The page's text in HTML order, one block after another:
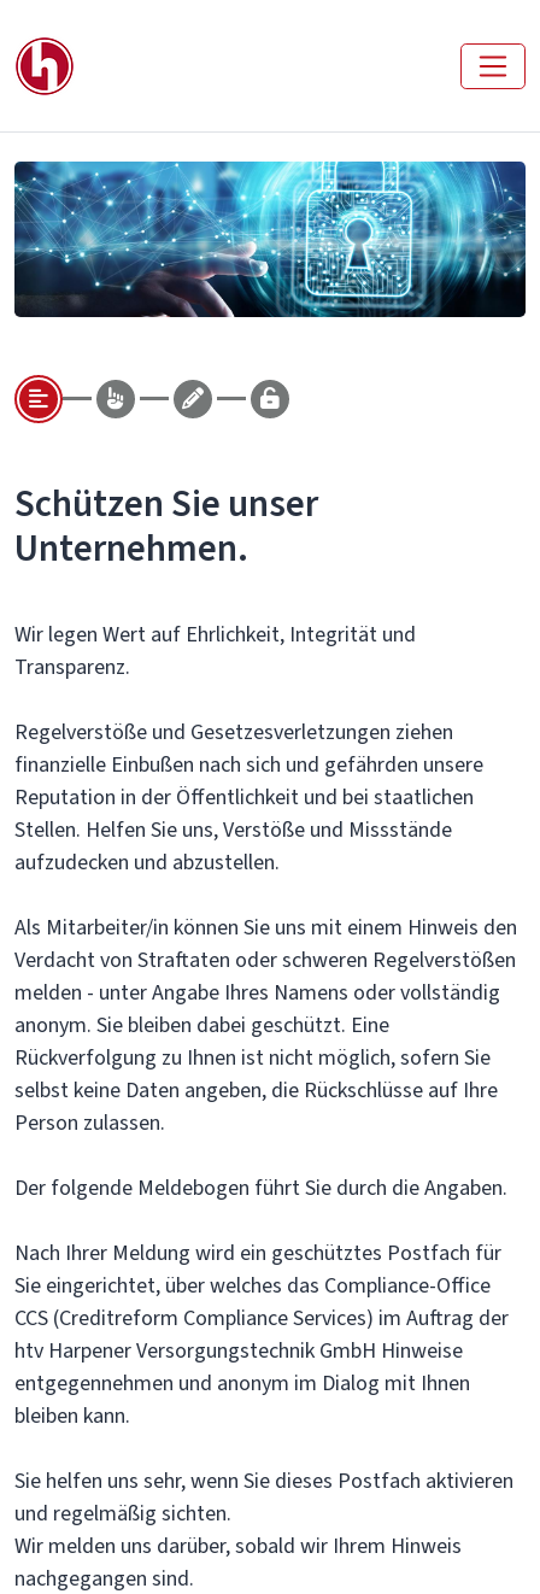
Schützen Sie unser
Unternehmen.
Wir legen Wert auf Ehrlichkeit, Integrität und
Transparenz.
Regelverstöße und Gesetzesverletzungen ziehen
finanzielle Einbußen nach sich und gefährden unsere
Reputation in der Öffentlichkeit und bei staatlichen
Stellen. Helfen Sie uns, Verstöße und Missstände
aufzudecken und abzustellen.
Als Mitarbeiter/in können Sie uns mit einem Hinweis den
Verdacht von Straftaten oder schweren Regelverstößen
melden - unter Angabe Ihres Namens oder vollständig
anonym. Sie bleiben dabei geschützt. Eine
Rückverfolgung zu Ihnen ist nicht möglich, sofern Sie
selbst keine Daten angeben, die Rückschlüsse auf Ihre
Person zulassen.
Der folgende Meldebogen führt Sie durch die Angaben.
Nach Ihrer Meldung wird ein geschütztes Postfach für
Sie eingerichtet, über welches das Compliance-Office
CCS (Creditreform Compliance Services) im Auftrag der
htv Harpener Versorgungstechnik GmbH Hinweise
entgegennehmen und anonym im Dialog mit Ihnen
bleiben kann.
Sie helfen uns sehr, wenn Sie dieses Postfach aktivieren
und regelmäßig sichten.
Wir melden uns darüber, sobald wir Ihrem Hinweis
nachgegangen sind.